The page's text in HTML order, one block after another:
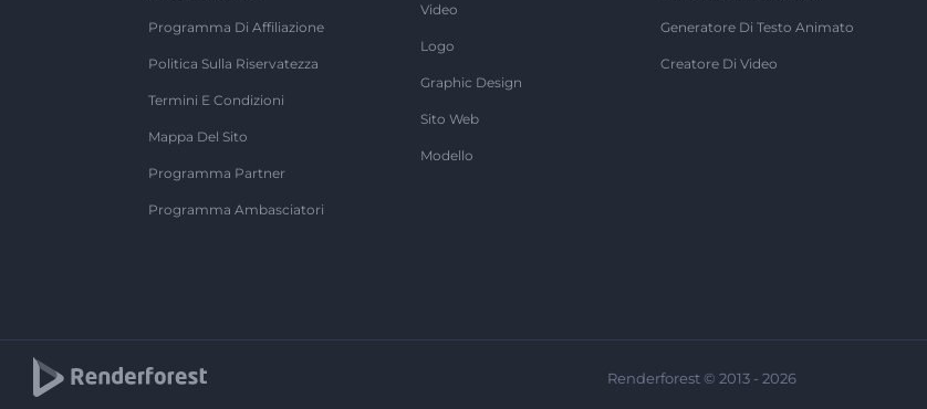
Programma Di Affiliazione
Politica Sulla Riservatezza
Termini E Condizioni
Mappa Del Sito
Programma Partner
Programma Ambasciatori
Video
Logo
Graphic Design
Sito Web
Modello
Generatore Di Testo Animato
Creatore Di Video
Renderforest © 2013 - 2026